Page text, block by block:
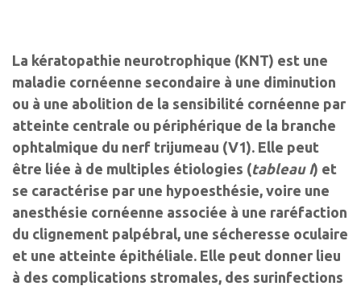
La kératopathie neurotrophique (KNT) est une
maladie cornéenne secondaire à une diminution
ou à une abolition de la sensibilité cornéenne par
atteinte centrale ou périphérique de la branche
ophtalmique du nerf trijumeau (V1). Elle peut
être liée à de multiples étiologies (tableau I) et
se caractérise par une hypoesthésie, voire une
anesthésie cornéenne associée à une raréfaction
du clignement palpébral, une sécheresse oculaire
et une atteinte épithéliale. Elle peut donner lieu
à des complications stromales, des surinfections